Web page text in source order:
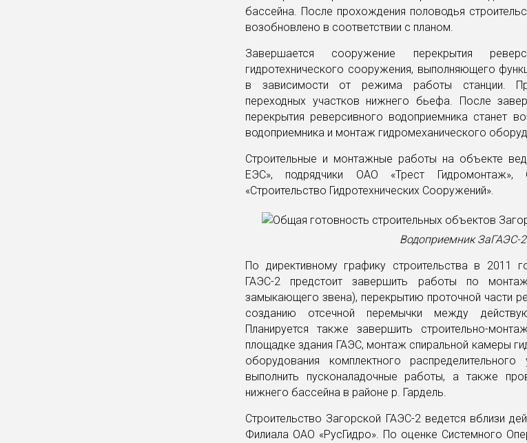
бассейна. После прохождения половодья
возобновлено в соответствии с планом.
Завершается сооружение перекрытия
гидротехнического сооружения, выполняющего
в зависимости от режима работы станции.
переходных участков нижнего бьефа. После
перекрытия реверсивного водоприемника станет
водоприемника и монтаж гидромеханического
Строительные и монтажные работы на объекте
ЕЭС», подрядчики ОАО «Трест
«Строительство Гидротехнических Сооружений».
Водоприемник ЗаГАЭС-2
По директивному графику строительства в 2011
ГАЭС-2 предстоит завершить работы по
замыкающего звена), перекрытию проточной части
созданию отсечной перемычки между
Планируется также завершить строительно-
площадке здания ГАЭС, монтаж спиральной камеры
оборудования комплектного
выполнить пусконаладочные работы, а также
нижнего бассейна в районе р. Гардель.
Строительство Загорской ГАЭС-2 ведется вблизи
Филиала ОАО «РусГидро». По оценке Системного